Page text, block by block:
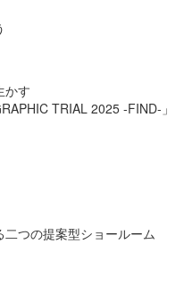
かす
TRIAL 2025 -FIND-」
二つの提案型ショールーム